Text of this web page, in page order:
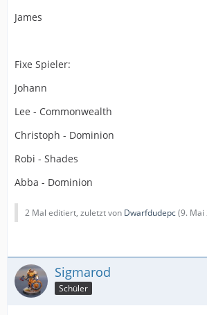
James
Fixe Spieler:
Johann
Lee - Commonwealth
Christoph - Dominion
Robi - Shades
Abba - Dominion
2 Mal editiert, zuletzt von Dwarfdudepc(9. Mai
Sigmarod
Schüler